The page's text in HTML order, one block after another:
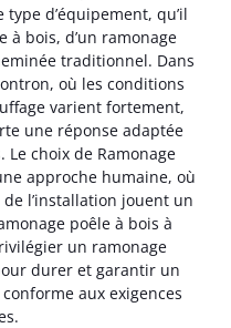
d’équipement, qu’il
à bois, d’un ramonage
traditionnel. Dans
où les conditions
varient fortement,
une réponse adaptée
Le choix de Ramonage
approche humaine, où
l’installation jouent un
poêle à bois à
un ramonage
durer et garantir un
aux exigences